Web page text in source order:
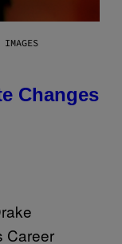
Changes